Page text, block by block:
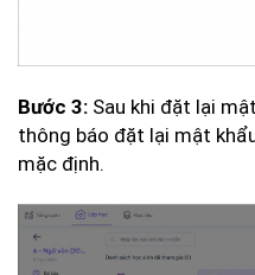
Bước 3: Sau khi đặt lại
thông báo đặt lại mật
mặc định.